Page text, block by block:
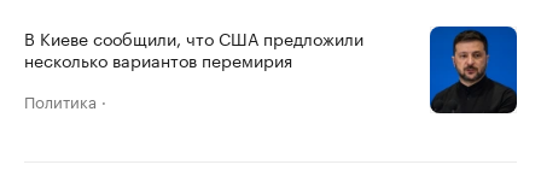
В Киеве сообщили, что США предложили
несколько вариантов перемирия
Политика